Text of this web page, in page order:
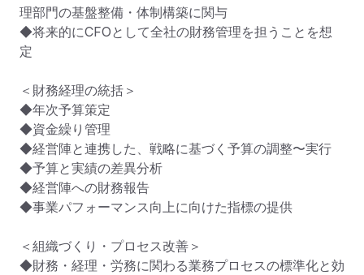
理部門の基盤整備・体制構築に関与
◆将来的にCFOとして全社の財務管理を担うことを想
定
＜財務経理の統括＞
◆年次予算策定
◆資金繰り管理
◆経営陣と連携した、戦略に基づく予算の調整〜実行
◆予算と実績の差異分析
◆経営陣への財務報告
◆事業パフォーマンス向上に向けた指標の提供
＜組織づくり・プロセス改善＞
◆財務・経理・労務に関わる業務プロセスの標準化と効